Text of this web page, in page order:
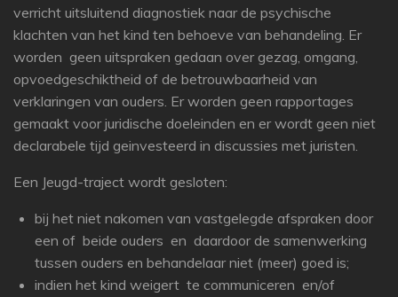
verricht uitsluitend diagnostiek naar de psychische
klachten van het kind ten behoeve van behandeling. Er
worden geen uitspraken gedaan over gezag, omgang,
opvoedgeschiktheid of de betrouwbaarheid van
verklaringen van ouders. Er worden geen rapportages
gemaakt voor juridische doeleinden en er wordt geen niet
declarabele tijd geinvesteerd in discussies met juristen.
Een Jeugd-traject wordt gesloten:
bij het niet nakomen van vastgelegde afspraken door
een of beide ouders en daardoor de samenwerking
tussen ouders en behandelaar niet (meer) goed is;
indien het kind weigert te communiceren en/of